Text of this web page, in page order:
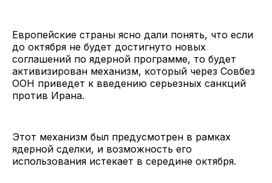
Европейские страны ясно дали понять, что если
до октября не будет достигнуто новых
соглашений по ядерной программе, то будет
активизирован механизм, который через Совбез
ООН приведет к введению серьезных санкций
против Ирана.
Этот механизм был предусмотрен в рамках
ядерной сделки, и возможность его
использования истекает в середине октября.